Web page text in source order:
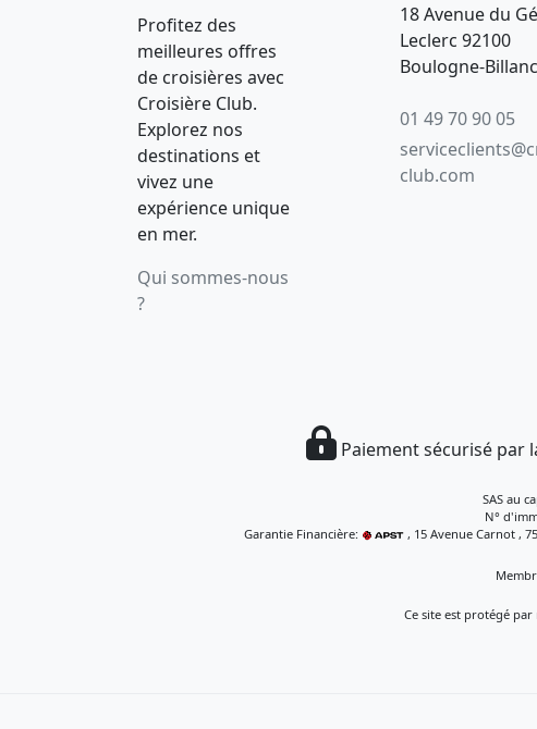
Profitez des
meilleures offres
de croisières avec
Croisière Club.
Explorez nos
destinations et
vivez une
expérience unique
en mer.
Qui sommes-nous
?
18 Avenue du
Leclerc 92100
Boulogne-
01 49 70 90 05
club.com
Paiement sécurisé par
SAS au
N°
Garantie Financière:
, 15 Avenue Carnot ,
Ce site est protégé par